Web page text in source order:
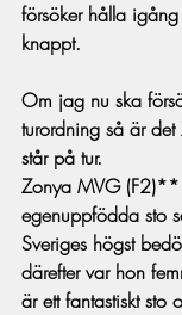
försöker hålla
knappt.
Om jag nu ska
turordning så är
står på tur.
Zonya MVG
egenuppfödda sto
Sveriges högst
därefter var hon
är ett fantastiskt sto